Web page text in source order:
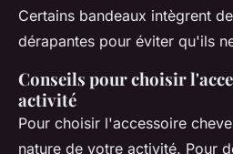
Certains bandeaux intègrent
dérapantes pour éviter qu'ils
Conseils pour choisir
activité
Pour choisir l'accessoire
nature de votre activité. Pour